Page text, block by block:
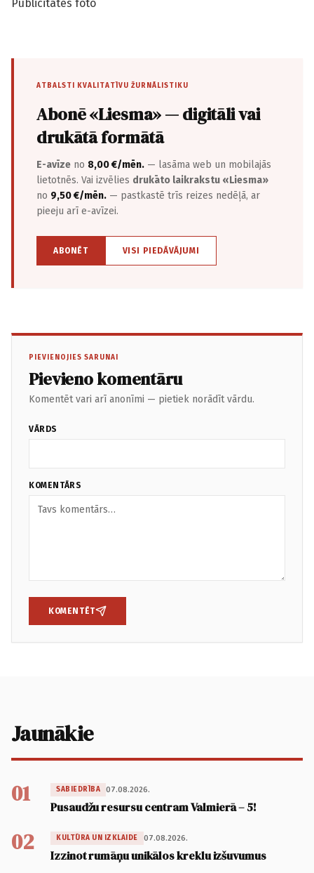
Publicitātes foto
ATBALSTI KVALITATĪVU ŽURNĀLISTIKU
Abonē «Liesma» — digitāli vai
drukātā formātā
E-avīze no 8,00 €/mēn. — lasāma web un mobilajās
lietotnēs. Vai izvēlies drukāto laikrakstu «Liesma»
no 9,50 €/mēn. — pastkastē trīs reizes nedēļā, ar
pieeju arī e-avīzei.
ABONĒT VISI PIEDĀVĀJUMI
PIEVIENOJIES SARUNAI
Pievieno komentāru
Komentēt vari arī anonīmi — pietiek norādīt vārdu.
VĀRDS
KOMENTĀRS
KOMENTĒT
Jaunākie
01 SABIEDRĪBA 07.08.2026.
Pusaudžu resursu centram Valmierā – 5!
02 KULTŪRA UN IZKLAIDE 07.08.2026.
Izzinot rumāņu unikālos kreklu izšuvumus